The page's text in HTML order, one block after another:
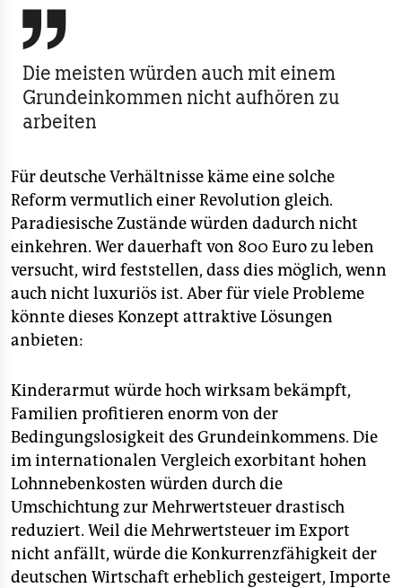

Die meisten würden auch mit einem
Grundeinkommen nicht aufhören zu
arbeiten
Für deutsche Verhältnisse käme eine solche
Reform vermutlich einer Revolution gleich.
Paradiesische Zustände würden dadurch nicht
einkehren. Wer dauerhaft von 800 Euro zu leben
versucht, wird feststellen, dass dies möglich, wenn
auch nicht luxuriös ist. Aber für viele Probleme
könnte dieses Konzept attraktive Lösungen
anbieten:
Kinderarmut würde hoch wirksam bekämpft,
Familien profitieren enorm von der
Bedingungslosigkeit des Grundeinkommens. Die
im internationalen Vergleich exorbitant hohen
Lohnnebenkosten würden durch die
Umschichtung zur Mehrwertsteuer drastisch
reduziert. Weil die Mehrwertsteuer im Export
nicht anfällt, würde die Konkurrenzfähigkeit der
deutschen Wirtschaft erheblich gesteigert, Importe